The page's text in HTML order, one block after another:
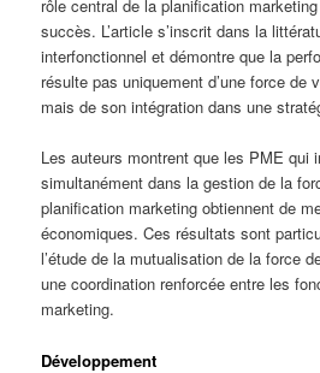
rôle central de la planification
succès. L’article s’inscrit dans la
interfonctionnel et démontre que la
résulte pas uniquement d’une force de
mais de son intégration dans une
Les auteurs montrent que les PME qui
simultanément dans la gestion de la
planification marketing obtiennent de
économiques. Ces résultats sont
l’étude de la mutualisation de la force
une coordination renforcée entre les
marketing.
Développement